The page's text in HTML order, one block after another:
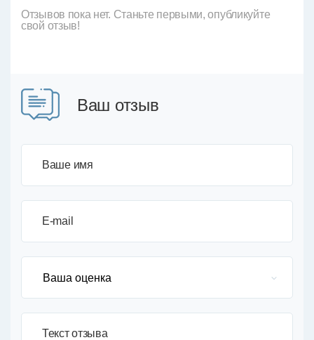
Отзывов пока нет. Станьте первыми, опубликуйте
свой отзыв!
Ваш отзыв
Ваше имя
E-mail
Текст отзыва